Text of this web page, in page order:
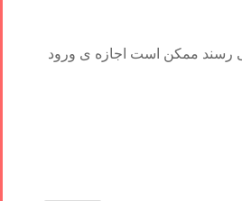
رسند ممکن است اجازه ی ورود